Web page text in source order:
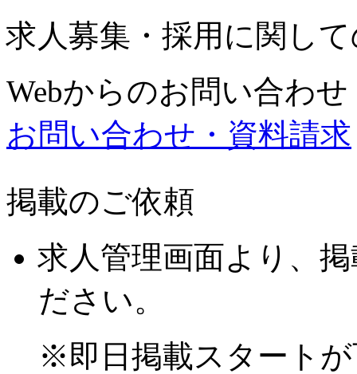
求人募集・採用に関し
Webからのお問い合わせ
お問い合わせ・資料請求
掲載のご依頼
求人管理画面より、
ださい。
※即日掲載スタート